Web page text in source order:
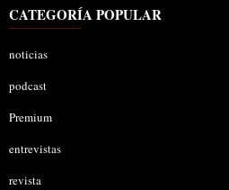
CATEGORÍA POPULAR
noticias
podcast
Premium
entrevistas
revista